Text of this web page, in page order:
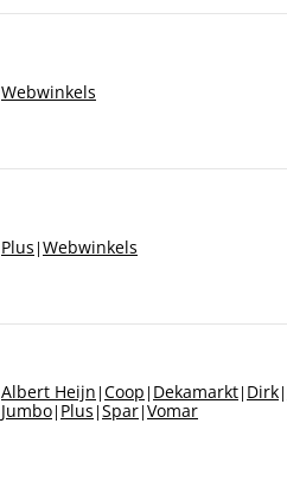
Webwinkels
Plus |Webwinkels
Albert Heijn |Coop | Dekamarkt| Dirk|
Jumbo| Plus |Spar|Vomar